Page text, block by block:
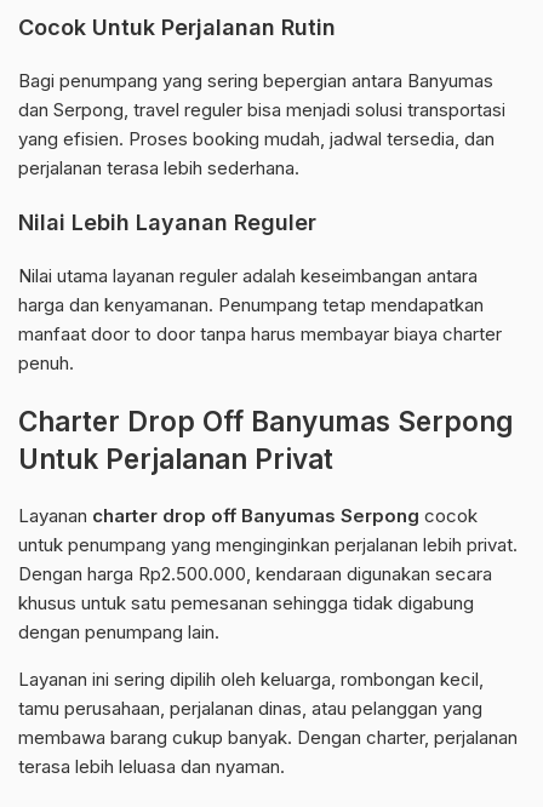
Cocok Untuk Perjalanan Rutin
Bagi penumpang yang sering bepergian antara Banyumas
dan Serpong, travel reguler bisa menjadi solusi transportasi
yang efisien. Proses booking mudah, jadwal tersedia, dan
perjalanan terasa lebih sederhana.
Nilai Lebih Layanan Reguler
Nilai utama layanan reguler adalah keseimbangan antara
harga dan kenyamanan. Penumpang tetap mendapatkan
manfaat door to door tanpa harus membayar biaya charter
penuh.
Charter Drop Off Banyumas Serpong
Untuk Perjalanan Privat
Layanan charter drop off Banyumas Serpong cocok
untuk penumpang yang menginginkan perjalanan lebih privat.
Dengan harga Rp2.500.000, kendaraan digunakan secara
khusus untuk satu pemesanan sehingga tidak digabung
dengan penumpang lain.
Layanan ini sering dipilih oleh keluarga, rombongan kecil,
tamu perusahaan, perjalanan dinas, atau pelanggan yang
membawa barang cukup banyak. Dengan charter, perjalanan
terasa lebih leluasa dan nyaman.